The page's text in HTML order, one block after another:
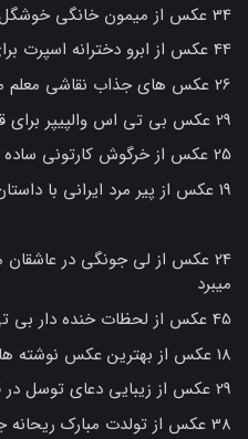
34 عکس از میمون خانگی خوشگل برای عاشقان حیوانات
44 عکس از ابرو دخترانه اسپرت برای زیبایی و جذابیت بیشتر
26 عکس های جذاب نقاشی معلم مرد که شما را شگفت زده می کند
29 عکس بی تی اس والپیپر برای قلب های عاشق
25 عکس از خرگوش کارتونی ساده و دوست‌داشتنی
19 عکس از پیر مرد ایرانی با داستان های زندگی شگفت انگیز
24 عکس از لی جونگی در عاشقان
میبرد
45 عکس از لحظات خنده دار بی تی اس با جملات دلنشین
18 عکس از بهترین عکس نوشته های تبریک تولد به خواهرم
29 عکس از زیبایی دعای توسل در قاب تصویر
38 عکس از تولدت مبارک ریحانه جان به یادماندنی